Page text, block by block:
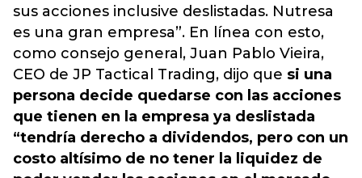
sus acciones inclusive deslistadas. Nutresa
es una gran empresa”. En línea con esto,
como consejo general, Juan Pablo Vieira,
CEO de JP Tactical Trading, dijo que si una
persona decide quedarse con las acciones
que tienen en la empresa ya deslistada
“tendría derecho a dividendos, pero con un
costo altísimo de no tener la liquidez de